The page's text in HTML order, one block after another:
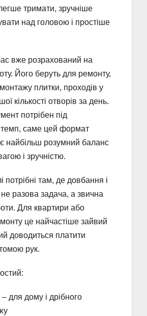
тримати, зручніше
над головою і простіше
вже розрахований на
Його беруть для ремонту,
плитки, проходів у
кількості отворів за день.
потрібен під
темп, саме цей формат
найбільш розумний баланс
і зручністю.
потрібні там, де довбання і
разова задача, а звична
Для квартири або
це найчастіше зайвий
доводиться платити
рук.
– для дому і дрібного